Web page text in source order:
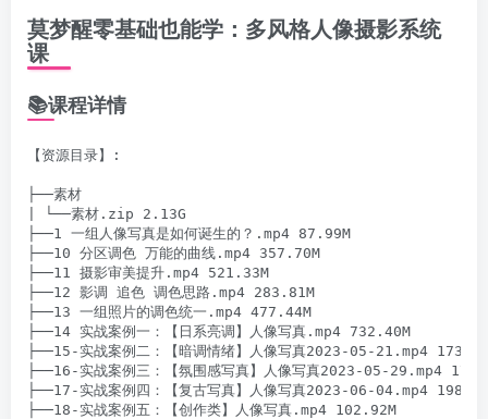
莫梦醒零基础也能学：多风格人像摄影系统
课
📚课程详情
【资源目录】:
├──素材
| └──素材.zip 2.13G
├──1 一组人像写真是如何诞生的？.mp4 87.99M
├──10 分区调色 万能的曲线.mp4 357.70M
├──11 摄影审美提升.mp4 521.33M
├──12 影调 追色 调色思路.mp4 283.81M
├──13 一组照片的调色统一.mp4 477.44M
├──14 实战案例一：【日系亮调】人像写真.mp4 732.40M
├──15-实战案例二：【暗调情绪】人像写真2023-05-21.mp4
├──16-实战案例三：【氛围感写真】人像写真2023-05-29.mp4
├──17-实战案例四：【复古写真】人像写真2023-06-04.mp4
├──18-实战案例五：【创作类】人像写真.mp4 102.92M